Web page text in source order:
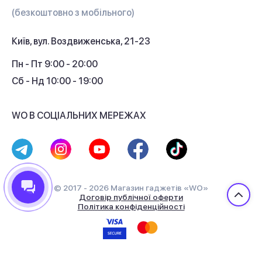
Кешбек
(безкоштовно з мобільного)
Київ, вул. Воздвиженська, 21-23
Пн - Пт 9:00 - 20:00
Сб - Нд 10:00 - 19:00
WO В СОЦІАЛЬНИХ МЕРЕЖАХ
© 2017 - 2026 Магазин гаджетів «WO»
Договір публічної оферти
Політика конфіденційності